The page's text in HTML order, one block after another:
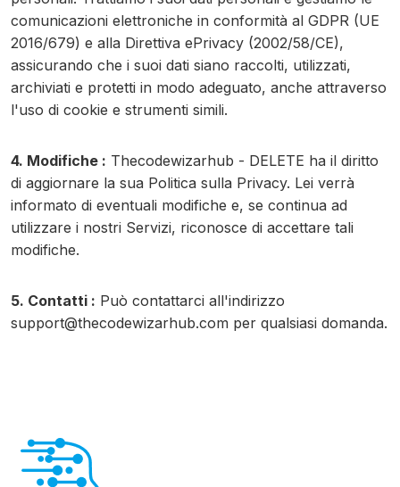
comunicazioni elettroniche in conformità al GDPR (UE
2016/679) e alla Direttiva ePrivacy (2002/58/CE),
assicurando che i suoi dati siano raccolti, utilizzati,
archiviati e protetti in modo adeguato, anche attraverso
l'uso di cookie e strumenti simili.
4. Modifiche : Thecodewizarhub - DELETE ha il diritto
di aggiornare la sua Politica sulla Privacy. Lei verrà
informato di eventuali modifiche e, se continua ad
utilizzare i nostri Servizi, riconosce di accettare tali
modifiche.
5. Contatti : Può contattarci all'indirizzo
support@thecodewizarhub.com per qualsiasi domanda.